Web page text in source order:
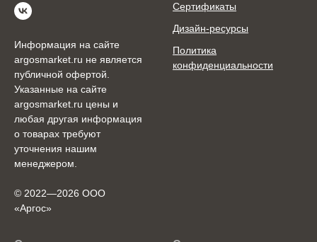
Информация на сайте
argosmarket.ru не является
публичной офертой.
Указанные на сайте
argosmarket.ru цены и
любая другая информация
о товарах требуют
уточнения нашим
менеджером.
© 2022—2026 ООО
«Аргоc»
Сертификаты
Дизайн-ресурсы
Политика
конфиденциальности